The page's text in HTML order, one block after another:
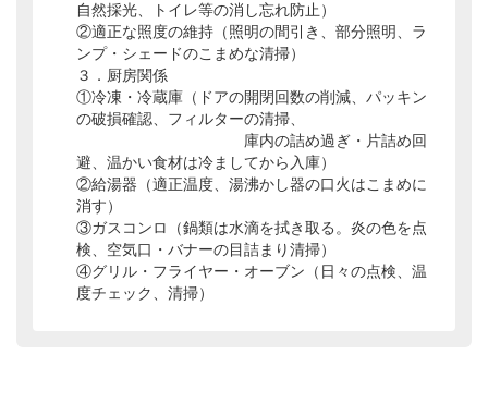
自然採光、トイレ等の消し忘れ防止）
②適正な照度の維持（照明の間引き、部分照明、ラ
ンプ・シェードのこまめな清掃）
３．厨房関係
①冷凍・冷蔵庫（ドアの開閉回数の削減、パッキン
の破損確認、フィルターの清掃、
庫内の詰め過ぎ・片詰め回
避、温かい食材は冷ましてから入庫）
②給湯器（適正温度、湯沸かし器の口火はこまめに
消す）
③ガスコンロ（鍋類は水滴を拭き取る。炎の色を点
検、空気口・バナーの目詰まり清掃）
④グリル・フライヤー・オーブン（日々の点検、温
度チェック、清掃）